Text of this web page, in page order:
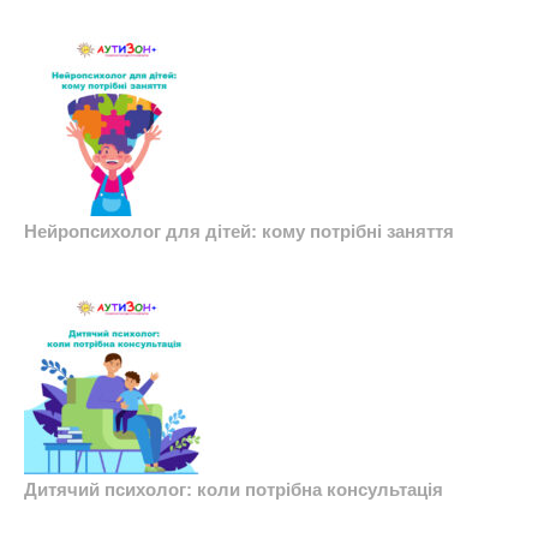
Нейропсихолог для дітей: кому потрібні заняття
Дитячий психолог: коли потрібна консультація